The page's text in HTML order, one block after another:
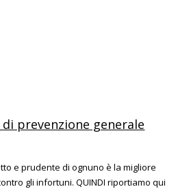
prevenzione generale
e prudente di ognuno è la migliore
gli infortuni. QUINDI riportiamo qui